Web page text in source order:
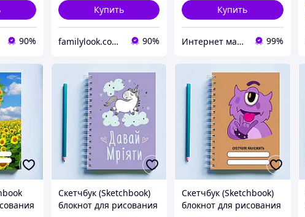
90%
Купить
familylook.com.ua 90%
Купить
Интернет магазин «Art-market.pro» 99%
Скетчбук (Sketchbook)
блокнот для рисования
Скетчбук (Sketchbook)
блокнот для рисования